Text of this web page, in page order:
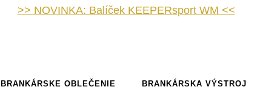
>> NOVINKA: Balíček KEEPERsport WM <<
BRANKÁRSKE OBLEČENIE BRANKÁRSKA VÝSTROJ